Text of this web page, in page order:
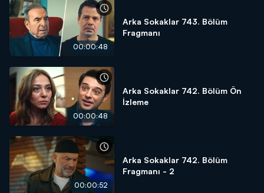
00:00:48
Arka Sokaklar 743. Bölüm
Fragmanı
00:00:48
Arka Sokaklar 742. Bölüm Ön
İzleme
00:00:52
Arka Sokaklar 742. Bölüm
Fragmanı - 2